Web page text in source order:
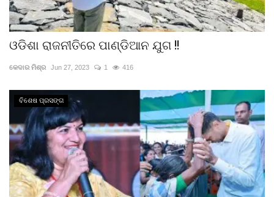
ଓଡିଶା ରାଜନୀତିରେ ପାଣ୍ଡିଆନ ଯୁଗ !!
କେଦାର ମିଶ୍ର Jun 27, 2023 1 416
ବିଶେଷ ପ୍ରସଙ୍ଗ